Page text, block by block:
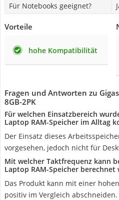
Für Notebooks geeignet?
Vorteile
hohe Kompatibilität
Fragen und Antworten zu
8GB-2PK
Für welchen Einsatzbereich
Laptop RAM-Speicher im Alltag
Der Einsatz dieses
vorgesehen, jedoch nicht für
Mit welcher Taktfrequenz kann
Laptop RAM-Speicher berechnet
Das Produkt kann mit einer
positiv im Vergleich abschneiden.